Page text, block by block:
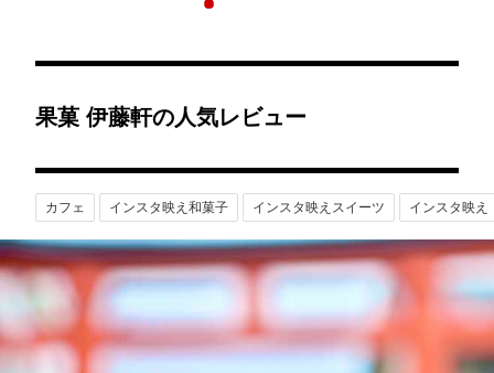
果菓 伊藤軒の人気レビュー
カフェ インスタ映え和菓子 インスタ映えスイーツ インスタ映え